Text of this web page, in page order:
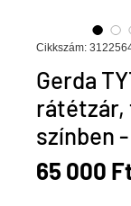
Cikkszám:
Gerda
rátétzár,
színben
65 000